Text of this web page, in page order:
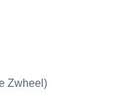
Zwheel)